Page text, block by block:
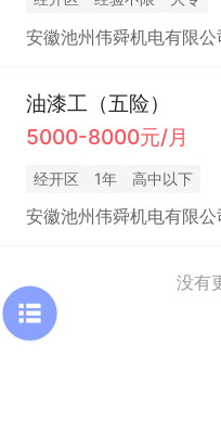
安徽池州伟舜机电有限公
油漆工（五险）
5000-8000元/月
经开区 1年 高中以下
安徽池州伟舜机电有限公
没有